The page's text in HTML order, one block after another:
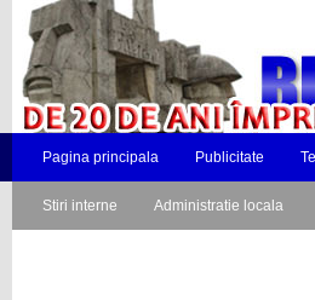
Pagina principala Publicitate
Stiri interne Administratie locala